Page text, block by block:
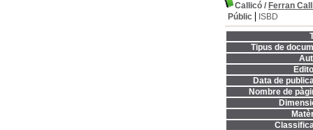
Callicó / Ferran
Públic
ISBD
Tipus de
Data de
Nombre de